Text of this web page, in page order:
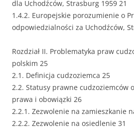
dla Uchodźców, Strasburg 1959 21
1.4.2. Europejskie porozumienie o
odpowiedzialności za Uchodźców,
Rozdział II. Problematyka praw
polskim 25
2.1. Definicja cudzoziemca 25
2.2. Statusy prawne cudzoziemców
prawa i obowiązki 26
2.2.1. Zezwolenie na zamieszkanie
2.2.2. Zezwolenie na osiedlenie 31